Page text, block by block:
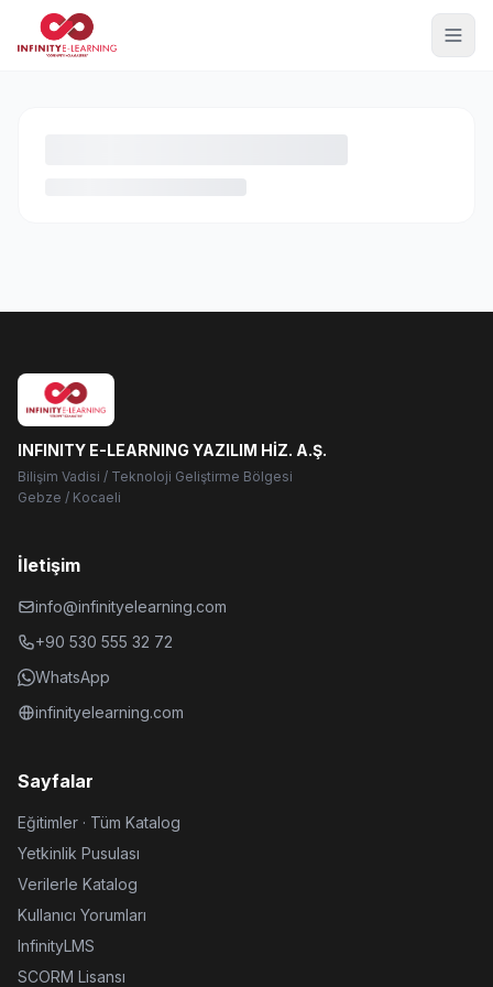
INFINITY E-LEARNING YAZILIM HİZ. A.Ş.
Bilişim Vadisi / Teknoloji Geliştirme Bölgesi
Gebze / Kocaeli
İletişim
info@infinityelearning.com
+90 530 555 32 72
WhatsApp
infinityelearning.com
Sayfalar
Eğitimler · Tüm Katalog
Yetkinlik Pusulası
Verilerle Katalog
Kullanıcı Yorumları
InfinityLMS
SCORM Lisansı